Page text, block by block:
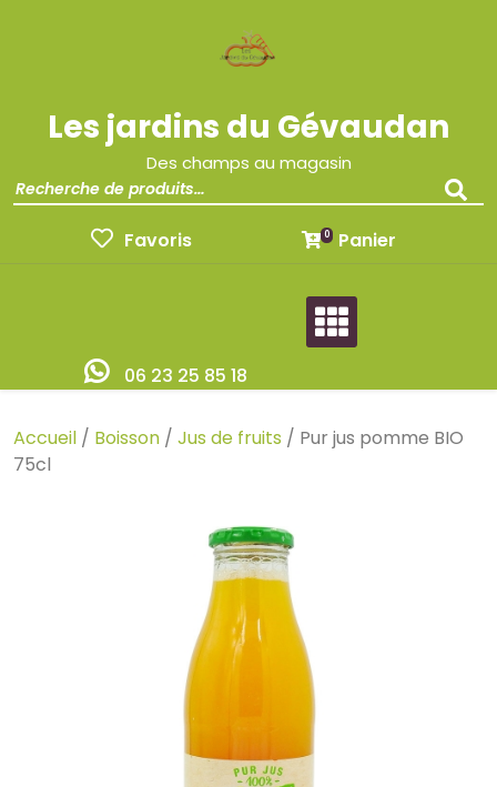
Les jardins du Gévaudan
Des champs au magasin
Favoris 0 Panier
06 23 25 85 18
Accueil / Boisson / Jus de fruits / Pur jus pomme BIO
75cl